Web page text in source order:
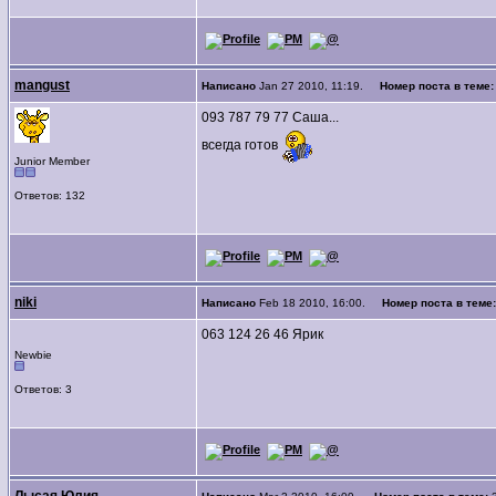
mangust Написано Jan 27 2010, 11:19. Номер поста в теме:
Junior Member
Ответов: 132
093 787 79 77 Саша...
всегда готов
niki Написано Feb 18 2010, 16:00. Номер поста в теме:
Newbie
Ответов: 3
063 124 26 46 Ярик